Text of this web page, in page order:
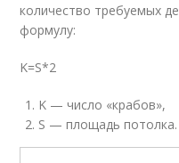
количество требуемых
формулу:
K=S*2
K — число «крабов»,
S — площадь потолка.